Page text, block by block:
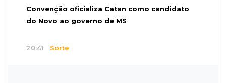
Convenção oficializa Catan como candidato
do Novo ao governo de MS
20:41 Sorte